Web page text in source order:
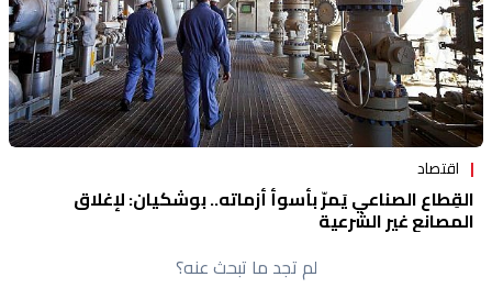
اقتصاد
القِطاع الصناعي يَمرّ بأسوأ أزماته.. بوشكيان: لإغلاق
المصانع غير الشرعية
لم تجد ما تبحث عنه؟